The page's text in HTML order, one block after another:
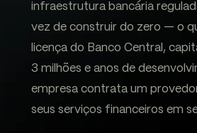
infraestrutura bancária
vez de construir do zero — o
licença do Banco Central,
3 milhões e anos de
empresa contrata um
seus serviços financeiros em